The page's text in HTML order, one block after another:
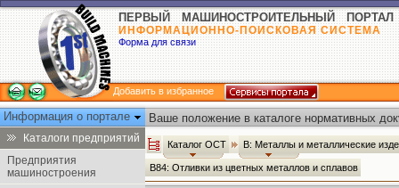
ПЕРВЫЙ МАШИНОСТРОИТЕЛЬНЫЙ ПОРТАЛ
ИНФОРМАЦИОННО-ПОИСКОВАЯ СИСТЕМА
Форма для связи
Добавить в избранное
Информация о портале
Каталоги предприятий
Предприятия
машиностроения
Ваше положение в каталоге нормативных
Каталог ОСТ В: Металлы и металлические
В84: Отливки из цветных металлов и сплавов